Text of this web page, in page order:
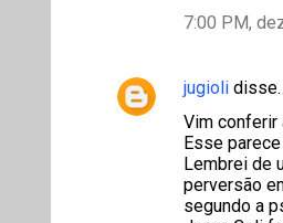
7:00 PM,
jugioli
Vim
Esse
Lembrei de
perversão
segundo a